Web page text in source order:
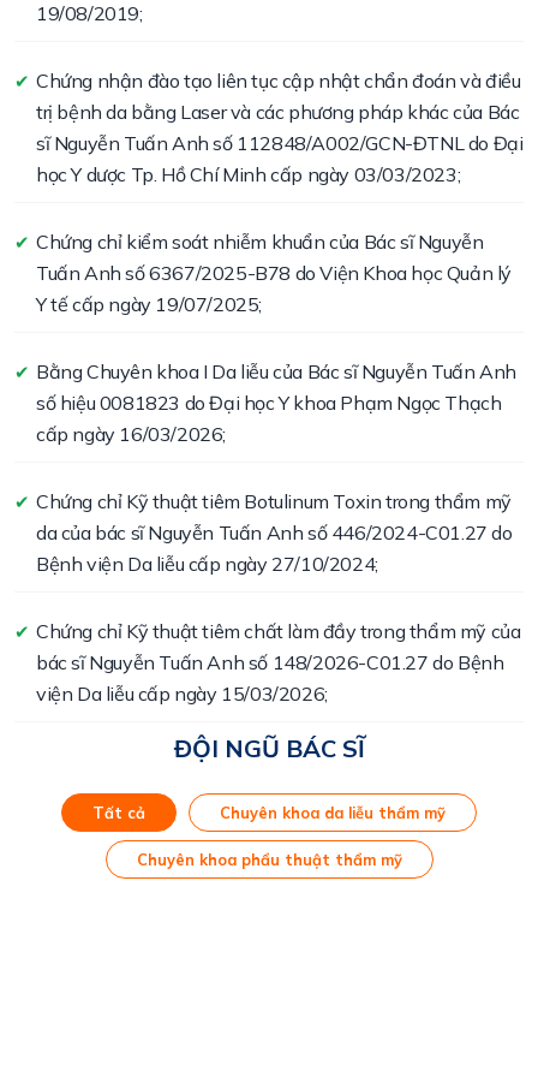
19/08/2019;
✔ Chứng nhận đào tạo liên tục cập nhật chẩn đoán và điều
trị bệnh da bằng Laser và các phương pháp khác của Bác
sĩ Nguyễn Tuấn Anh số 112848/A002/GCN-ĐTNL do Đại
học Y dược Tp. Hồ Chí Minh cấp ngày 03/03/2023;
✔ Chứng chỉ kiểm soát nhiễm khuẩn của Bác sĩ Nguyễn
Tuấn Anh số 6367/2025-B78 do Viện Khoa học Quản lý
Y tế cấp ngày 19/07/2025;
✔ Bằng Chuyên khoa I Da liễu của Bác sĩ Nguyễn Tuấn Anh
số hiệu 0081823 do Đại học Y khoa Phạm Ngọc Thạch
cấp ngày 16/03/2026;
✔ Chứng chỉ Kỹ thuật tiêm Botulinum Toxin trong thẩm mỹ
da của bác sĩ Nguyễn Tuấn Anh số 446/2024-C01.27 do
Bệnh viện Da liễu cấp ngày 27/10/2024;
✔ Chứng chỉ Kỹ thuật tiêm chất làm đầy trong thẩm mỹ của
bác sĩ Nguyễn Tuấn Anh số 148/2026-C01.27 do Bệnh
viện Da liễu cấp ngày 15/03/2026;
ĐỘI NGŨ BÁC SĨ
Tất cả Chuyên khoa da liễu thẩm mỹ
Chuyên khoa phẩu thuật thẩm mỹ